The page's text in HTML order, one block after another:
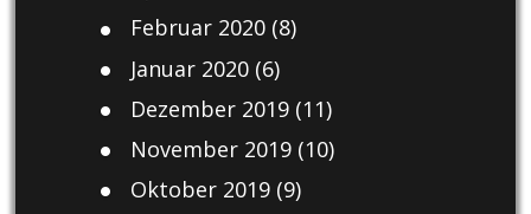
Februar 2020(8)
Januar 2020(6)
Dezember 2019(11)
November 2019(10)
Oktober 2019(9)